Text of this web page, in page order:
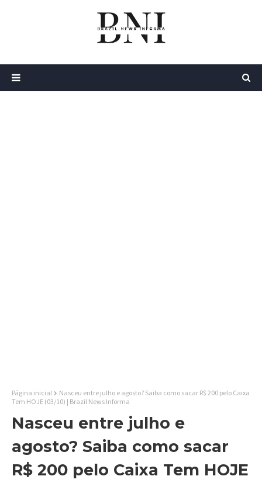
Página inicial
Nasceu entre julho e agosto? Saiba como sacar R$ 200 pelo Caixa
Tem HOJE (03/10) | Brazil News Informa
Nasceu entre julho e
agosto? Saiba como sacar
R$ 200 pelo Caixa Tem HOJE